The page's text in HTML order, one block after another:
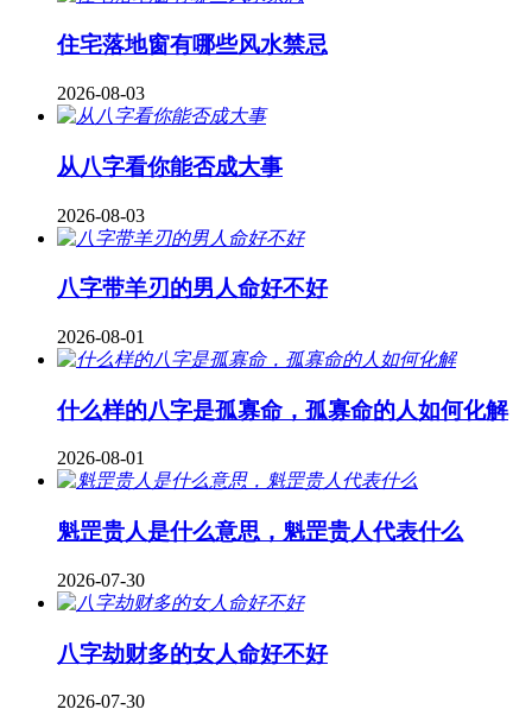
住宅落地窗有哪些风水禁忌
2026-08-03
从八字看你能否成大事
2026-08-03
八字带羊刃的男人命好不好
2026-08-01
什么样的八字是孤寡命，孤寡命的人如何化解
2026-08-01
魁罡贵人是什么意思，魁罡贵人代表什么
2026-07-30
八字劫财多的女人命好不好
2026-07-30